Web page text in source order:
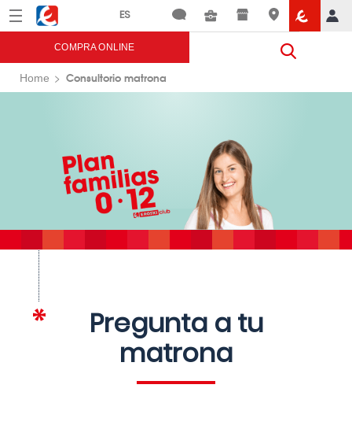
Menú Eroski
COMPRA ONLINE
Home Consultorio matrona
Pregunta a tu
matrona